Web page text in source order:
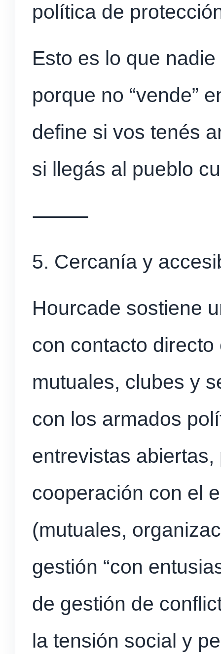
política de
Esto es lo que
porque no “vende”
define si vos tenés
si llegás al pueblo
⸻
5. Cercanía y
Hourcade sostiene
con contacto
mutuales, clubes y
con los armados
entrevistas
cooperación con el
(mutuales,
gestión “con
de gestión de
la tensión social y